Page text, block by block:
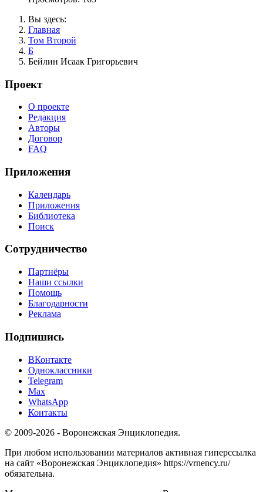
Вы здесь:
Главная
Том Второй
Б
Бейлин Исаак Григорьевич
Проект
О проекте
Редакция
Авторы
Договор
FAQ
Приложения
Календарь
Приложения
Библиотека
Поиск
Сотрудничество
Партнёры
Наши ссылки
Помощь
Благодарности
Реклама
Подпишись
ВКонтакте
Одноклассники
Telegram
Max
WhatsApp
Контакты
© 2009-2026 - Воронежская Энциклопедия.
При любом использовании материалов активная гиперссылка
на сайт «Воронежская Энциклопедия» https://vrnency.ru/
обязательна.